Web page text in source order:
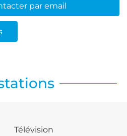
par email
Télévision